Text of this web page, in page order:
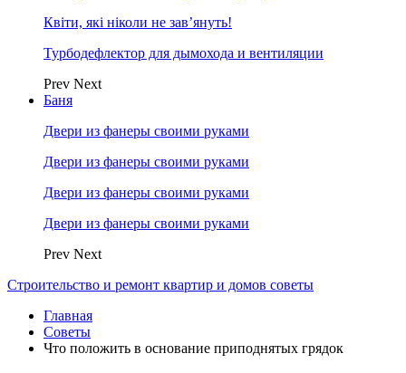
Квіти, які ніколи не зав’януть!
Турбодефлектор для дымохода и вентиляции
Prev Next
Баня
Двери из фанеры своими руками
Двери из фанеры своими руками
Двери из фанеры своими руками
Двери из фанеры своими руками
Prev Next
Строительство и ремонт квартир и домов советы
Главная
Советы
Что положить в основание приподнятых грядок